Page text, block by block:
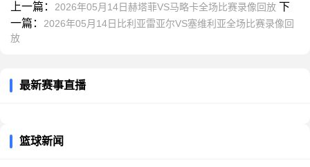
上一篇： 2026年05月14日赫塔菲VS马略卡全场比赛录像回放 下
一篇： 2026年05月14日比利亚雷亚尔VS塞维利亚全场比赛录像回
放
最新赛事直播
篮球新闻